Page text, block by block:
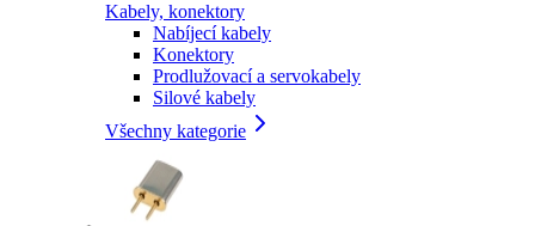
Kabely, konektory
Nabíjecí kabely
Konektory
Prodlužovací a servokabely
Silové kabely
Všechny kategorie